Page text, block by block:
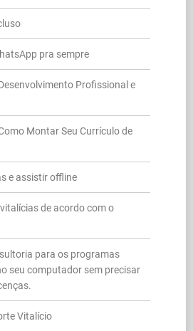
pra sempre
Profissional e
Montar Seu Currículo de
e assistir offline
de acordo com o
para os programas
seu computador sem precisar
Vitalício